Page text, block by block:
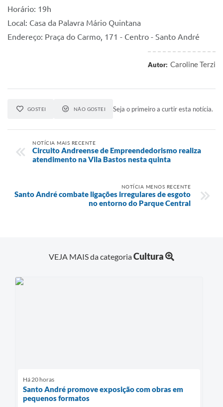
Horário: 19h
Local: Casa da Palavra Mário Quintana
Endereço: Praça do Carmo, 171 - Centro - Santo André
Autor: Caroline Terzi
GOSTEI NÃO GOSTEI Seja o primeiro a curtir esta notícia.
NOTÍCIA MAIS RECENTE
Circuito Andreense de Empreendedorismo realiza
atendimento na Vila Bastos nesta quinta
NOTÍCIA MENOS RECENTE
Santo André combate ligações irregulares de esgoto
no entorno do Parque Central
VEJA MAIS da categoriaCultura
Há 20 horas
Santo André promove exposição com obras em
pequenos formatos